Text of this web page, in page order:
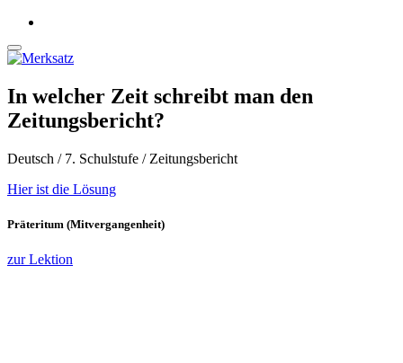
In welcher Zeit schreibt man den
Zeitungsbericht?
Deutsch / 7. Schulstufe / Zeitungsbericht
Hier ist die Lösung
Präteritum (Mitvergangenheit)
zur Lektion